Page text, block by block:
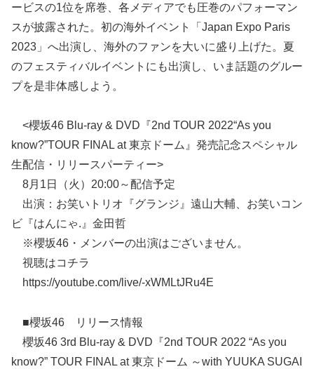
ービスの1位を席巻、各メディアでも圧巻のパフォーマン
スが披露された。初の海外イベント「Japan Expo Paris
2023」へ出演し、海外のファンを大いに盛り上げた。夏
のフェスティバルイベントにも出演し、いま話題のグルー
プを是非体感しよう。
<櫻坂46 Blu-ray & DVD『2nd TOUR 2022“As you
know?”TOUR FINAL at 東京ドーム』発売記念スペシャル
生配信・リリースパーティー>
8月1日（火）20:00～配信予定
出演：お笑いトリオ『グランジ』遠山大輔、お笑いコン
ビ『はんにゃ.』金田哲
※櫻坂46・メンバーの出演はございません。
視聴はコチラ
https://youtube.com/live/-xWMLtJRu4E
■櫻坂46 リリース情報
櫻坂46 3rd Blu-ray & DVD『2nd TOUR 2022 “As you
know?” TOUR FINAL at 東京ドーム ～with YUUKA SUGAI